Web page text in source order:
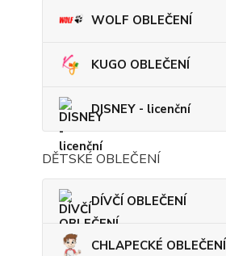
WOLF OBLEČENÍ
KUGO OBLEČENÍ
DISNEY - licenční
DĚTSKÉ OBLEČENÍ
DÍVČÍ OBLEČENÍ
CHLAPECKÉ OBLEČENÍ